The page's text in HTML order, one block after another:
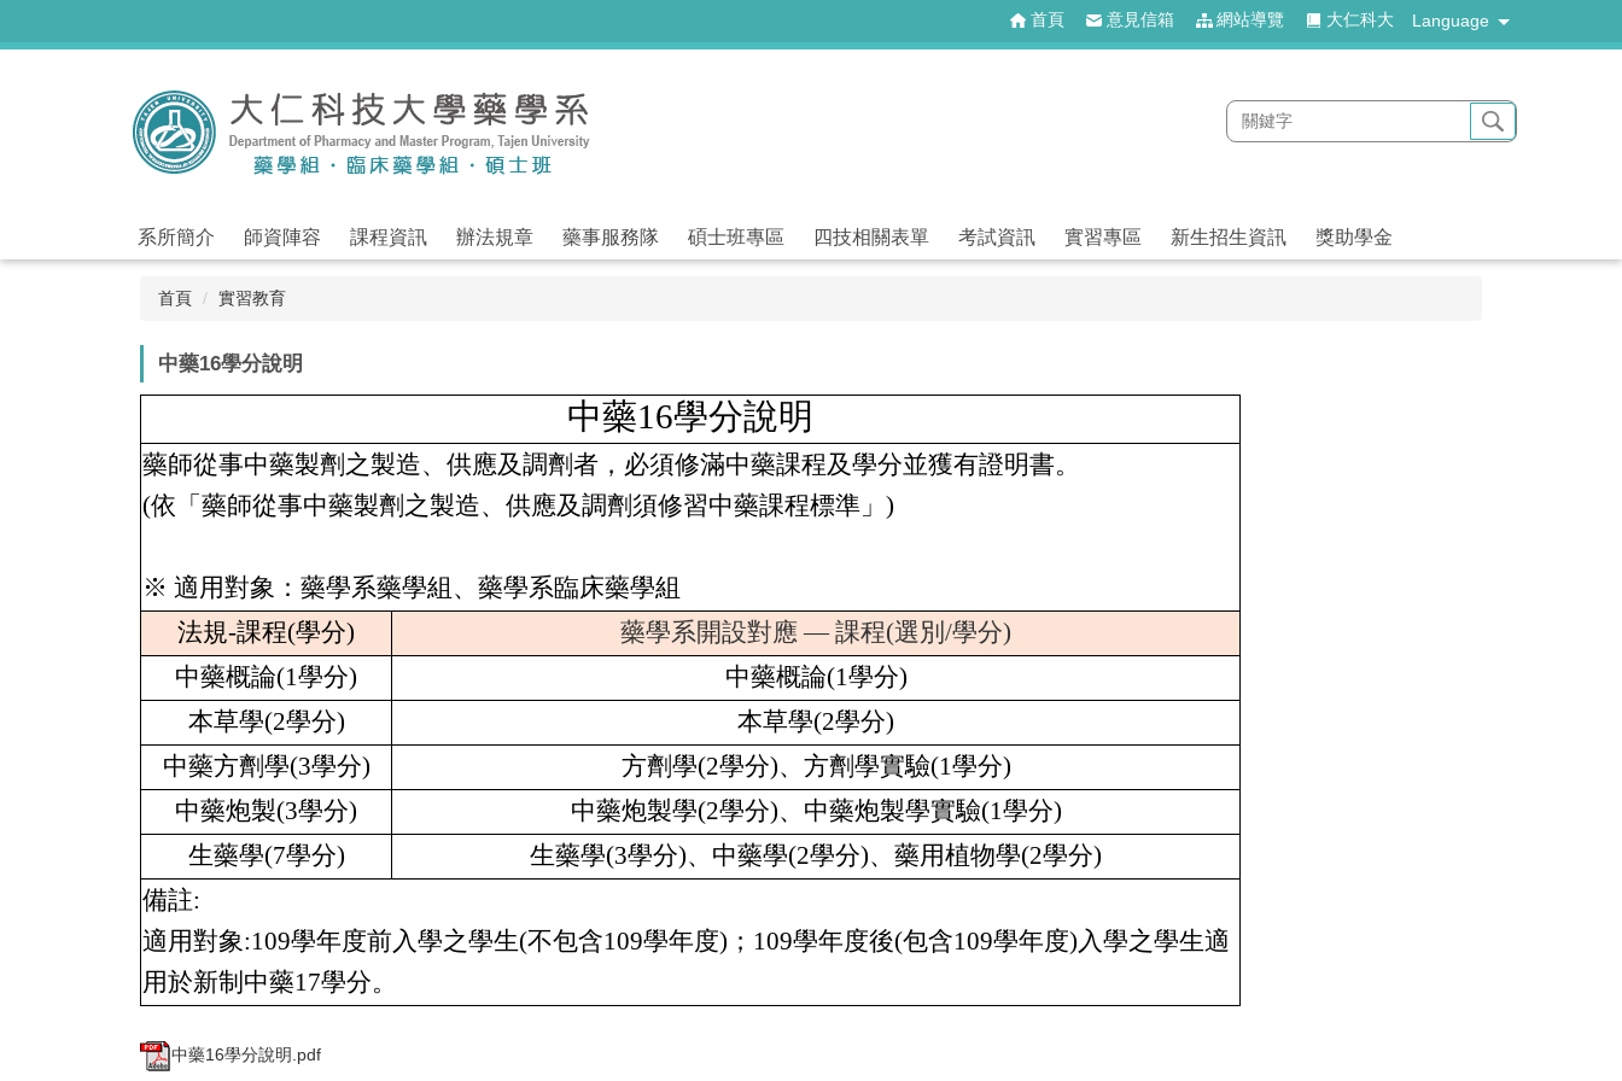
首頁 意見信箱 網站導覽 大仁科大 Language
系所簡介 師資陣容 課程資訊 辦法規章 藥事服務隊 碩士班專區 四技相關表單 考試資訊 實習專區 新生招生資訊 獎助學金
首頁 實習教育
中藥16學分說明
中藥16學分說明
藥師從事中藥製劑之製造、供應及調劑者，必須修滿中藥課程及學分並獲有證明書。
(依「藥師從事中藥製劑之製造、供應及調劑須修習中藥課程標準」)
※ 適用對象：藥學系藥學組、藥學系臨床藥學組
法規-課程(學分)
藥學系開設對應 — 課程(選別/學分)
中藥概論(1學分) 中藥概論(1學分)
本草學(2學分) 本草學(2學分)
中藥方劑學(3學分) 方劑學(2學分)、方劑學實驗(1學分)
中藥炮製(3學分) 中藥炮製學(2學分)、中藥炮製學實驗(1學分)
生藥學(7學分) 生藥學(3學分)、中藥學(2學分)、 藥用植物學(2學分)
備註:
適用對象:109學年度前入學之學生(不包含109學年度) ； 109學年度後(包含109學年度)入學之學生適
用於新制中藥17學分。
中藥16學分說明.pdf